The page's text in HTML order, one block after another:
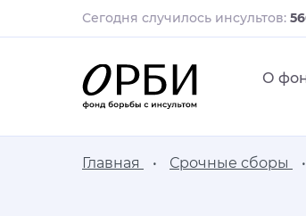
Сегодня случилось инсультов:
О
Главная Срочные сборы